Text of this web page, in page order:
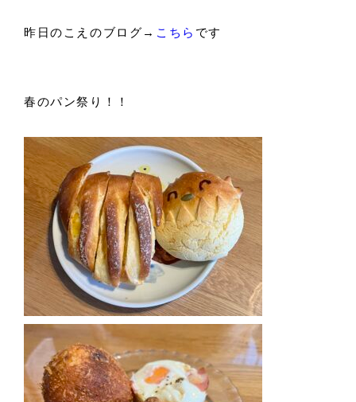
昨日のこえのブログ→ こちら です
春のパン祭り！！